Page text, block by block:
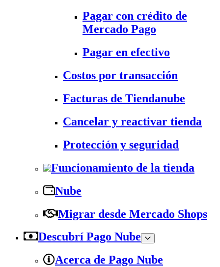
Pagar con crédito de
Mercado Pago
Pagar en efectivo
Costos por transacción
Facturas de Tiendanube
Cancelar y reactivar tienda
Protección y seguridad
Funcionamiento de la tienda
Nube
Migrar desde Mercado Shops
Descubrí Pago Nube
Acerca de Pago Nube